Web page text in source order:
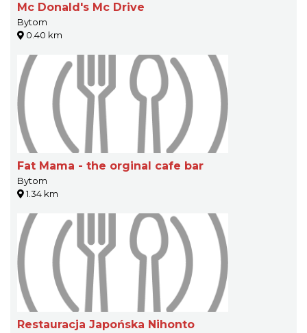
Mc Donald's Mc Drive
Bytom
0.40 km
Fat Mama - the orginal cafe bar
Bytom
1.34 km
Restauracja Japońska Nihonto